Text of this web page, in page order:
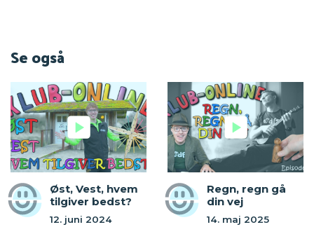
Se også
Øst, Vest, hvem
tilgiver bedst?
12. juni 2024
Regn, regn gå
din vej
14. maj 2025